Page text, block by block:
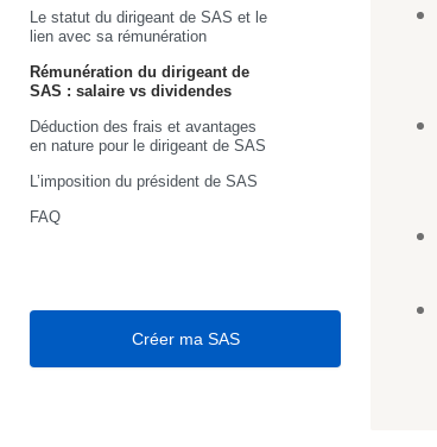
Le statut du dirigeant de SAS et le
lien avec sa rémunération
Rémunération du dirigeant de
SAS : salaire vs dividendes
Déduction des frais et avantages
en nature pour le dirigeant de SAS
L’imposition du président de SAS
FAQ
Créer ma SAS